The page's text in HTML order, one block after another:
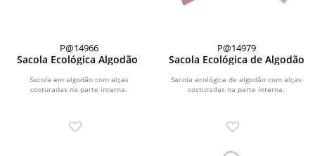
P@14966
Sacola Ecológica Algodão
Sacola em algodão com alças
costuradas na parte interna.
P@14979
Sacola Ecológica de Algodão
Sacola ecológica de algodão com alças
costuradas na parte interna.